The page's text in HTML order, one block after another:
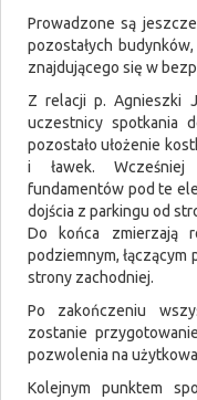
Prowadzone są
pozostałych
znajdującego się w
Z relacji p. Agnieszki
uczestnicy spotkania
pozostało ułożenie
i ławek.
fundamentów pod te
dojścia z parkingu od
Do końca zmierzają
podziemnym,
strony zachodniej.
Po zakończeniu
zostanie
pozwolenia na
Kolejnym punktem